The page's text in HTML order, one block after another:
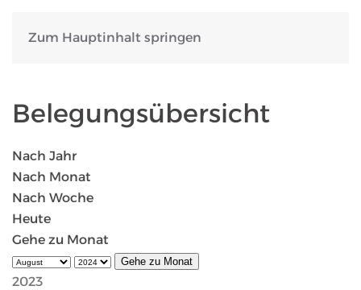
Zum Hauptinhalt springen
Belegungsübersicht
Nach Jahr
Nach Monat
Nach Woche
Heute
Gehe zu Monat
Gehe zu Monat
2023